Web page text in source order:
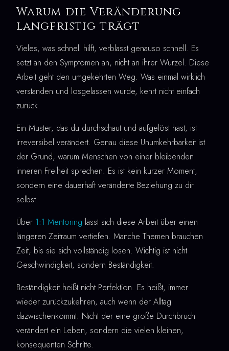
Warum die Veränderung
langfristig trägt
Vieles, was schnell hilft, verblasst genauso schnell. Es
setzt an den Symptomen an, nicht an ihrer Wurzel. Diese
Arbeit geht den umgekehrten Weg. Was einmal wirklich
verstanden und losgelassen wurde, kehrt nicht einfach
zurück.
Ein Muster, das du durchschaut und aufgelöst hast, ist
irreversibel verändert. Genau diese Unumkehrbarkeit ist
der Grund, warum Menschen von einer bleibenden
inneren Freiheit sprechen. Es ist kein kurzer Moment,
sondern eine dauerhaft veränderte Beziehung zu dir
selbst.
Über 1:1 Mentoring lässt sich diese Arbeit über einen
längeren Zeitraum vertiefen. Manche Themen brauchen
Zeit, bis sie sich vollständig lösen. Wichtig ist nicht
Geschwindigkeit, sondern Beständigkeit.
Beständigkeit heißt nicht Perfektion. Es heißt, immer
wieder zurückzukehren, auch wenn der Alltag
dazwischenkommt. Nicht der eine große Durchbruch
verändert ein Leben, sondern die vielen kleinen,
konsequenten Schritte.